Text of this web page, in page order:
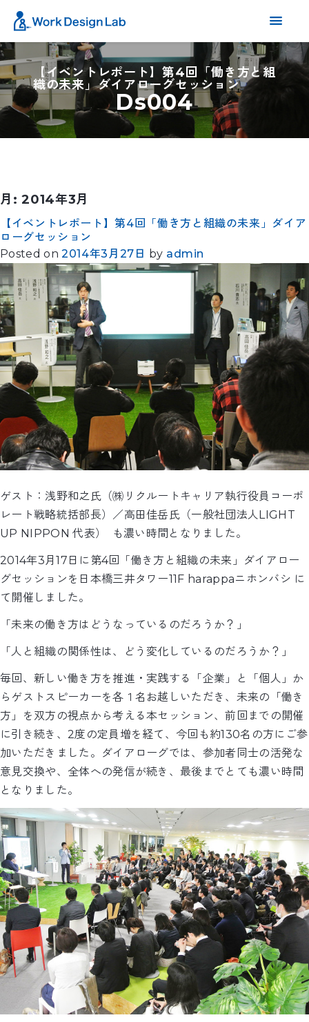
【イベントレポート】第4回「働き方と組
織の未来」ダイアローグセッション
Ds004
月:2014年3月
【イベントレポート】第4回「働き方と組織の未来」ダイア
ローグセッション
Posted on2014年3月27日 by admin
ゲスト：浅野和之氏（㈱リクルートキャリア執行役員コーポ
レート戦略統括部長）／高田佳岳氏（一般社団法人LIGHT
UP NIPPON 代表） も濃い時間となりました。
2014年3月17日に第4回「働き方と組織の未来」ダイアロー
グセッションを日本橋三井タワー11F harappaニホンバシ に
て開催しました。
「未来の働き方はどうなっているのだろうか？」
「人と組織の関係性は、どう変化しているのだろうか？」
毎回、新しい働き方を推進・実践する「企業」と「個人」か
らゲストスピーカーを各１名お越しいただき、未来の「働き
方」を双方の視点から考える本セッション、前回までの開催
に引き続き、2度の定員増を経て、今回も約130名の方にご参
加いただきました。ダイアローグでは、参加者同士の活発な
意見交換や、全体への発信が続き、最後までとても濃い時間
となりました。